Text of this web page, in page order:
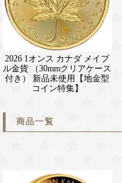
2026 1オンス カナダ メイプ
ル金貨 （30mmクリアケース
付き） 新品未使用【地金型
コイン特集】
商品一覧